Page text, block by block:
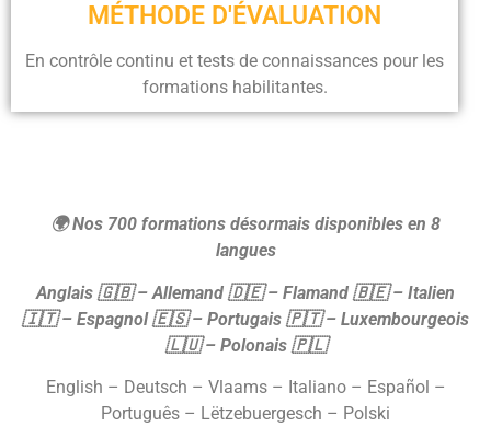
MÉTHODE D'ÉVALUATION
En contrôle continu et tests de connaissances pour les
formations habilitantes.
🌍 Nos 700 formations désormais disponibles en 8
langues
Anglais 🇬🇧 – Allemand 🇩🇪 – Flamand 🇧🇪 – Italien
🇮🇹 – Espagnol🇪🇸 – Portugais 🇵🇹 – Luxembourgeois
🇱🇺 – Polonais 🇵🇱
English – Deutsch – Vlaams – Italiano – Español –
Português – Lëtzebuergesch – Polski